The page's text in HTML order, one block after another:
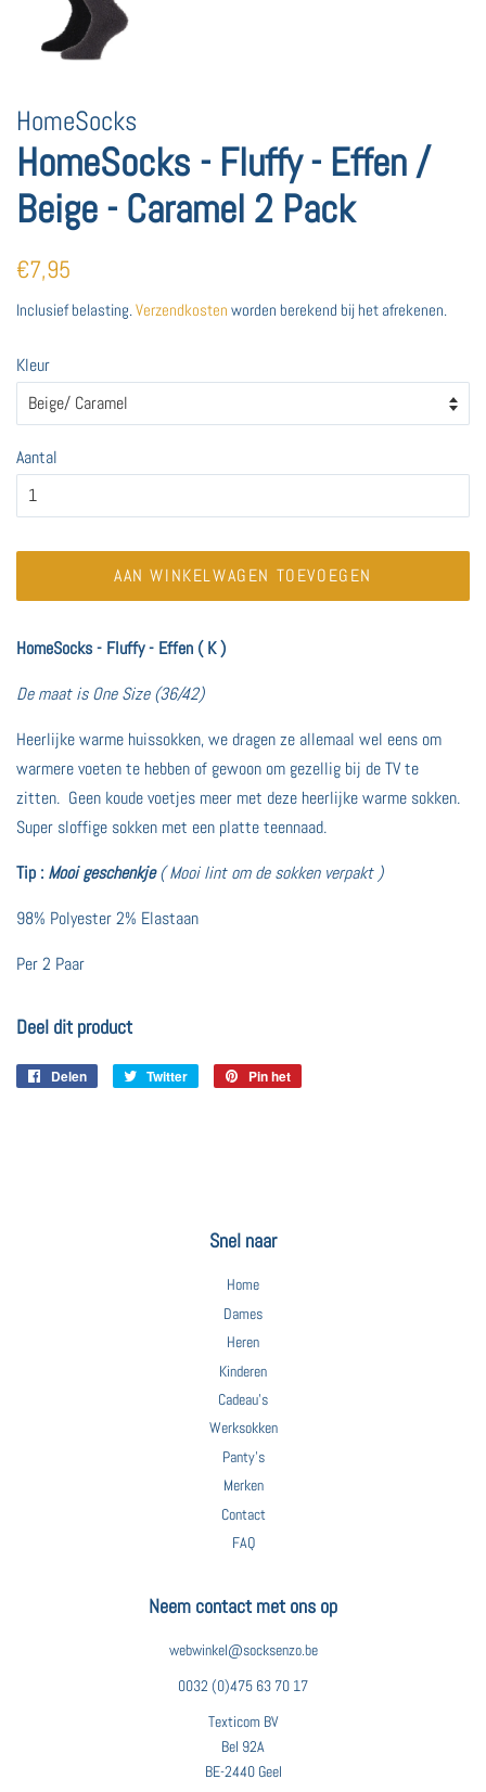
HomeSocks
HomeSocks - Fluffy - Effen /
Beige - Caramel 2 Pack
Normale
€7,95
Inclusief belasting.Verzendkosten worden berekend bij het afrekenen.
Kleur
Aantal
AAN WINKELWAGEN TOEVOEGEN
HomeSocks - Fluffy - Effen ( K )
De maat is One Size (36/42)
Heerlijke warme huissokken, we dragen ze allemaal wel eens om
warmere voeten te hebben of gewoon om gezellig bij de TV te
zitten. Geen koude voetjes meer met deze heerlijke warme sokken.
Super sloffige sokken met een platte teennaad.
Tip : Mooi geschenkje( Mooi lint om de sokken verpakt )
98% Polyester 2% Elastaan
Per 2 Paar
Deel dit product
Delen
Delen
Twitter
TwitterenPin het
Snel naar
Home
Dames
Heren
Kinderen
Cadeau's
Werksokken
Panty's
Merken
Contact
FAQ
Neem contact met ons op
webwinkel@socksenzo.be
0032 (0)475 63 70 17
Texticom BV
Bel 92A
BE-2440 Geel